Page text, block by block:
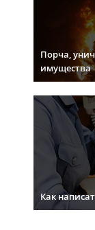
Порча,
имущества
Как